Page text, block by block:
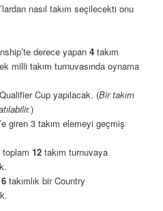
nasıl takım seçilecekti onu
derece yapan 4takım
milli takım turnuvasında oynama
Cup yapılacak. (Bir takım
)
giren 3 takım elemeyi geçmiş
toplam 12takım turnuvaya
takımlık bir Country